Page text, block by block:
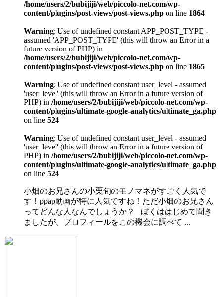
/home/users/2/bubijiji/web/piccolo-net.com/wp-
content/plugins/post-views/post-views.php on line 1864
Warning: Use of undefined constant APP_POST_TYPE -
assumed 'APP_POST_TYPE' (this will throw an Error in a
future version of PHP) in
/home/users/2/bubijiji/web/piccolo-net.com/wp-
content/plugins/post-views/post-views.php on line 1865
Warning: Use of undefined constant user_level - assumed
'user_level' (this will throw an Error in a future version of
PHP) in /home/users/2/bubijiji/web/piccolo-net.com/wp-
content/plugins/ultimate-google-analytics/ultimate_ga.php
on line 524
Warning: Use of undefined constant user_level - assumed
'user_level' (this will throw an Error in a future version of
PHP) in /home/users/2/bubijiji/web/piccolo-net.com/wp-
content/plugins/ultimate-google-analytics/ultimate_ga.php
on line 524
小畑のお兄さんの小栗旬のモノマネがすごく人気で
す！ppap動画が特に人気ですね！ただ小畑のお兄さん
ってどんな人なんでしょうか？ ぼくははじめて聞き
ましたが、プロフィールをこの機会に調べて ...